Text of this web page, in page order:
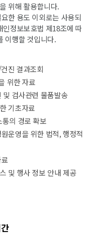
위해 활용합니다.
한 용도 이외로는 사용되
정보보호법 제18조에 따
이행할 것입니다.
진 결과조회
위한 자료
및 검사관련 물품발송
기초자료
의 경로 확보
운영을 위한 법적, 행정적
및 행사 정보 안내 제공